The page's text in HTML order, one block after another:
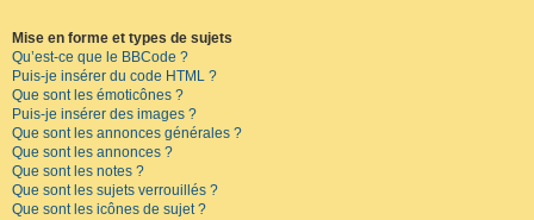
Mise en forme et types de sujets
Qu’est-ce que le BBCode ?
Puis-je insérer du code HTML ?
Que sont les émoticônes ?
Puis-je insérer des images ?
Que sont les annonces générales ?
Que sont les annonces ?
Que sont les notes ?
Que sont les sujets verrouillés ?
Que sont les icônes de sujet ?